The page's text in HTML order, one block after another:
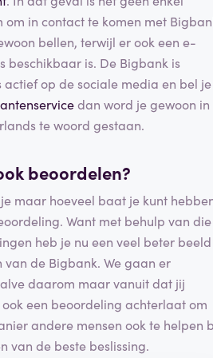
om in contact te komen met
bellen, terwijl er ook een e-
beschikbaar is. De Bigbank is
actief op de sociale media en bel je
dan word je gewoon in
te woord gestaan.
beoordelen?
je maar hoeveel baat je kunt
Want met behulp van die
heb je nu een veel beter beeld
van de Bigbank. We gaan er
daarom maar vanuit dat jij
een beoordeling achterlaat om
andere mensen ook te helpen
van de beste beslissing.